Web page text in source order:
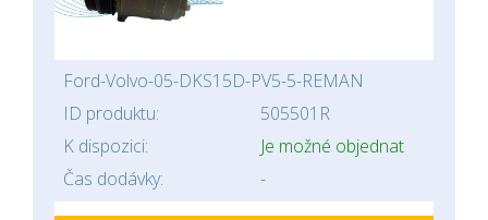
Ford-Volvo-05-DKS15D-PV5-5-REMAN
ID produktu:
505501R
K dispozici:
Je možné objednat
Čas dodávky:
-